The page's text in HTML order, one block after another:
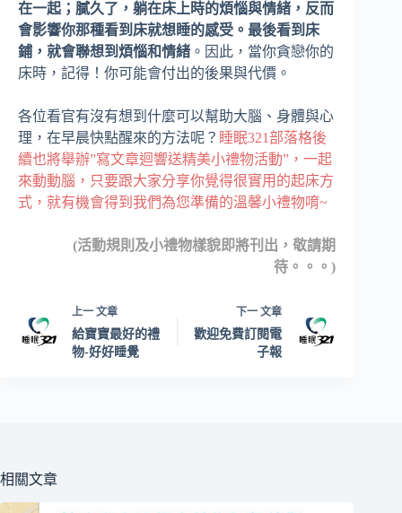
在一起；膩久了，躺在床上時的煩惱與情緒，反而
會影響你那種看到床就想睡的感受。最後看到床
鋪，就會聯想到煩惱和情緒 。因此，當你貪戀你的
床時，記得！你可能會付出的後果與代價。
各位看官有沒有想到什麼可以幫助大腦、身體與心
理，在早晨快點醒來的方法呢？ 睡眠321部落格後
續也將舉辦”寫文章迴響送精美小禮物活動”，一起
來動動腦，只要跟大家分享你覺得很實用的起床方
式，就有機會得到我們為您準備的溫馨小禮物唷~
(活動規則及小禮物樣貌即將刊出，敬請期
待。。。)
上一 文章
給寶寶最好的禮
物-好好睡覺
下一文章
歡迎免費訂閱電
子報
相關文章